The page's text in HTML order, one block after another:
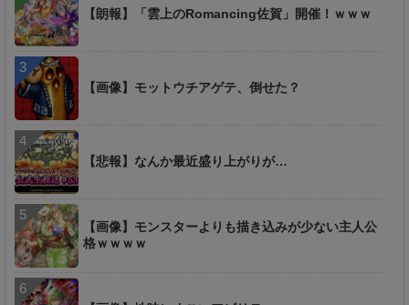
【朗報】「雲上のRomancing佐賀」開催！ｗｗｗ
【画像】モットウチアゲテ、倒せた？
【悲報】なんか最近盛り上がりが…
【画像】モンスターよりも描き込みが少ない主人公
格ｗｗｗｗ